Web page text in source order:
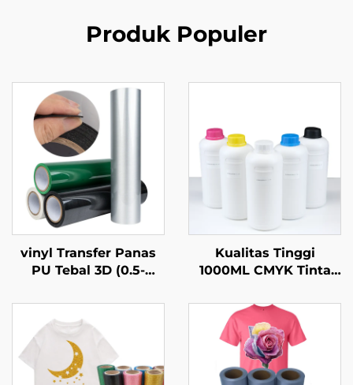
Produk Populer
vinyl Transfer Panas
PU Tebal 3D (0.5-
Logo Pakaian
Kualitas Tinggi
1000ML CMYK Tinta
Transfer Panas untuk
Printer DTF Epson
I3200 I1600 Xp600 1390
4720 Tx800 Head